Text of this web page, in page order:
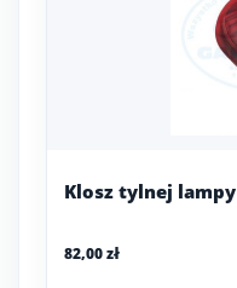
Klosz tylnej
82,00 zł